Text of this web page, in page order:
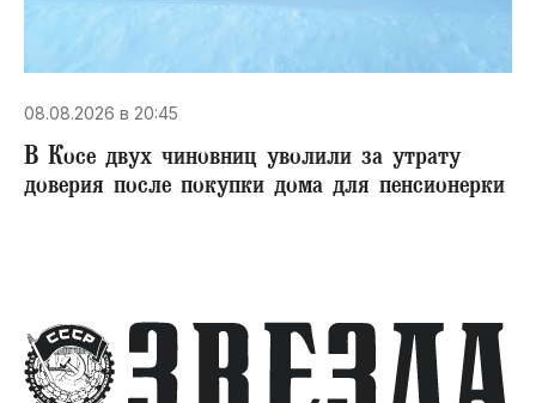
08.08.2026 в 20:45
В Косе двух чиновниц уволили за утрату
доверия после покупки дома для пенсионерки